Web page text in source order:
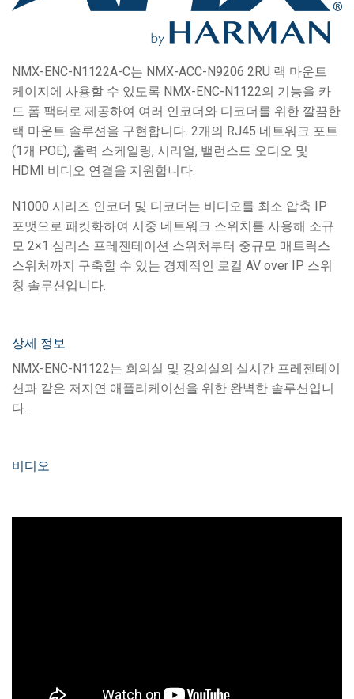
NMX-ENC-N1122A-C는 NMX-ACC-N9206 2RU 랙 마운트
케이지에 사용할 수 있도록 NMX-ENC-N1122의 기능을 카
드 폼 팩터로 제공하여 여러 인코더와 디코더를 위한 깔끔한
랙 마운트 솔루션을 구현합니다. 2개의 RJ45 네트워크 포트
(1개 POE), 출력 스케일링, 시리얼, 밸런스드 오디오 및
HDMI 비디오 연결을 지원합니다.
N1000 시리즈 인코더 및 디코더는 비디오를 최소 압축 IP
포맷으로 패킷화하여 시중 네트워크 스위치를 사용해 소규
모 2×1 심리스 프레젠테이션 스위처부터 중규모 매트릭스
스위처까지 구축할 수 있는 경제적인 로컬 AV over IP 스위
칭 솔루션입니다.
상세 정보
NMX-ENC-N1122는 회의실 및 강의실의 실시간 프레젠테이
션과 같은 저지연 애플리케이션을 위한 완벽한 솔루션입니
다.
비디오